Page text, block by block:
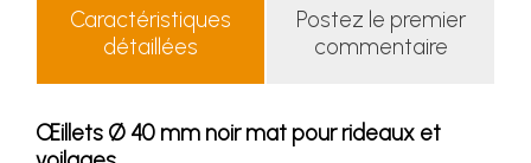
Caractéristiques
détaillées
Postez le premier
commentaire
Œillets Ø 40 mm noir mat pour rideaux et